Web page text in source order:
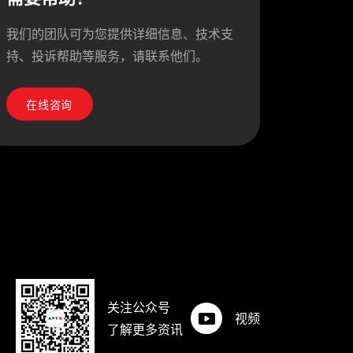
我们的团队可为您提供详细信息、技术支
持、投诉帮助等服务，请联系他们。
在线咨询
关注公众号
了解更多资讯
视频